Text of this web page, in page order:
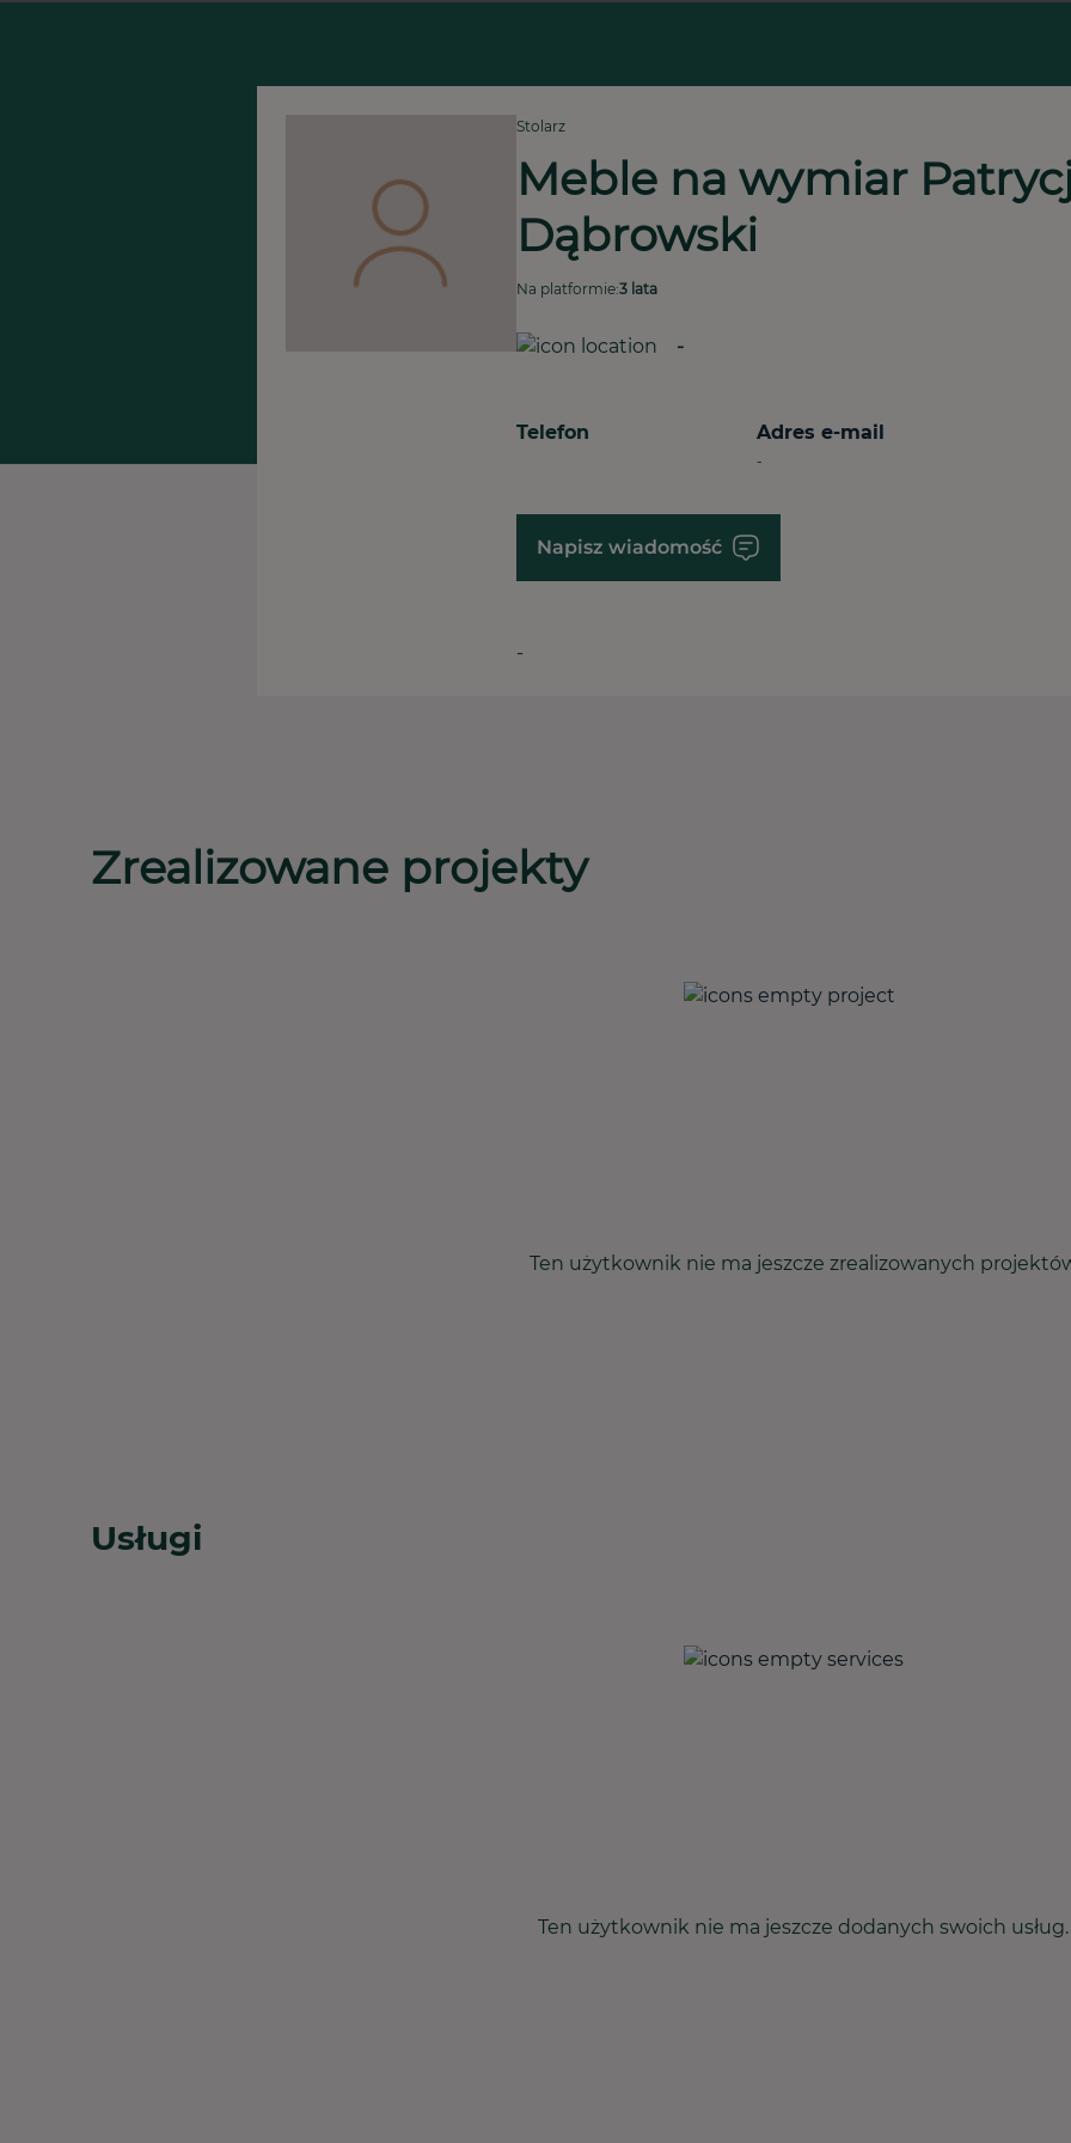
Stolarz
Meble na wymiar
Dąbrowski
Na platformie:3 lata
-
Telefon Adres e-mail
-
Napisz wiadomość
-
Zrealizowane projekty
Ten użytkownik nie ma jeszcze zrealizowanych
Usługi
Ten użytkownik nie ma jeszcze dodanych swoich usług.